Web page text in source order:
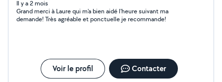
Il y a 2 mois
Grand merci à Laure qui m'a bien aidé l'heure suivant ma
demande! Très agréable et ponctuelle je recommande!
Voir le profil Contacter